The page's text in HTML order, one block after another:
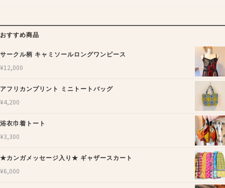
おすすめ商品
サークル柄 キャミソールロングワンピース
¥12,000
アフリカンプリント ミニトートバッグ
¥4,200
浴衣巾着トート
¥3,300
★カンガメッセージ入り★ ギャザースカート
¥6,000